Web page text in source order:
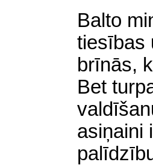
Balto
tiesības
brīnās,
Bet
asiņaini